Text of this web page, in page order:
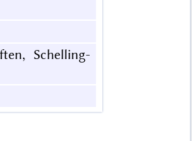
Schelling-